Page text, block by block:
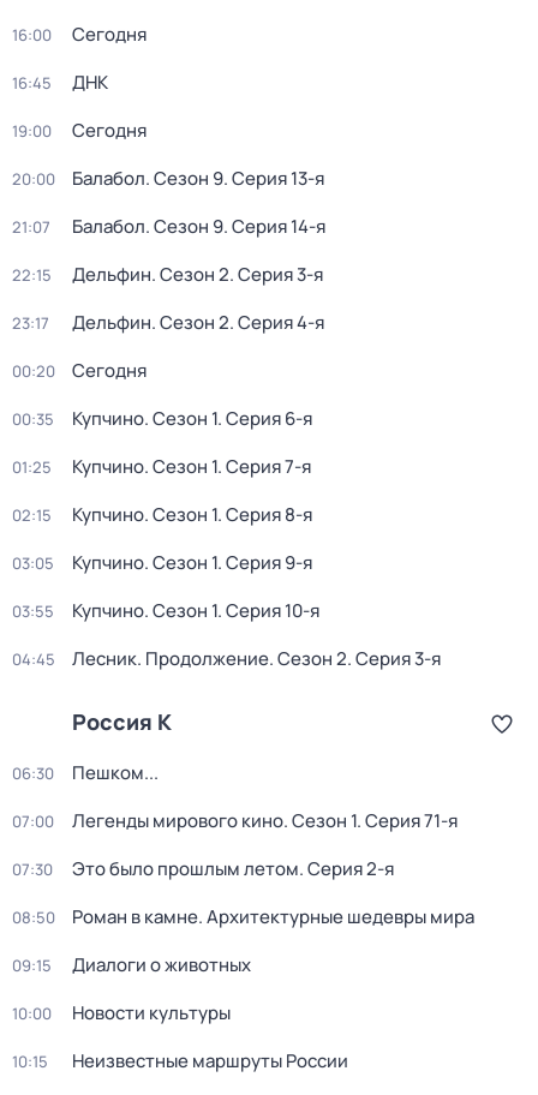
16:00 Сегодня
16:45 ДНК
19:00 Сегодня
20:00 Балабол. Сезон 9. Серия 13-я
21:07 Балабол. Сезон 9. Серия 14-я
22:15 Дельфин. Сезон 2. Серия 3-я
23:17 Дельфин. Сезон 2. Серия 4-я
00:20 Сегодня
00:35 Купчино. Сезон 1. Серия 6-я
01:25 Купчино. Сезон 1. Серия 7-я
02:15 Купчино. Сезон 1. Серия 8-я
03:05 Купчино. Сезон 1. Серия 9-я
03:55 Купчино. Сезон 1. Серия 10-я
04:45 Лесник. Продолжение. Сезон 2. Серия 3-я
Россия К
06:30 Пешком...
07:00 Легенды мирового кино. Сезон 1. Серия 71-я
07:30 Это было прошлым летом. Серия 2-я
08:50 Роман в камне. Архитектурные шедевры мира
09:15 Диалоги о животных
10:00 Новости культуры
10:15 Неизвестные маршруты России